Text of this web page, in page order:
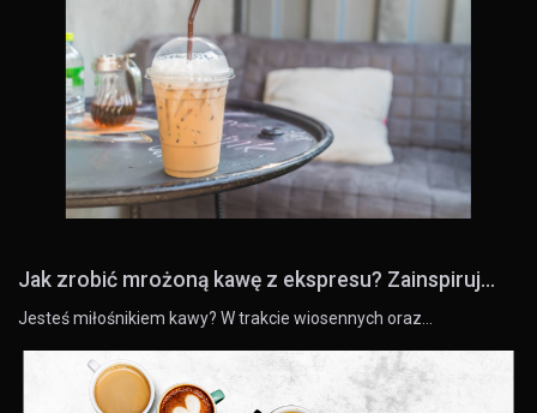
Jak zrobić mrożoną kawę z ekspresu? Zainspiruj...
Jesteś miłośnikiem kawy? W trakcie wiosennych oraz…